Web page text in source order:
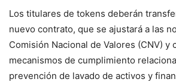
Los titulares de tokens deberán
nuevo contrato, que se ajustará a las
Comisión Nacional de Valores (CNV) y
mecanismos de cumplimiento
prevención de lavado de activos y